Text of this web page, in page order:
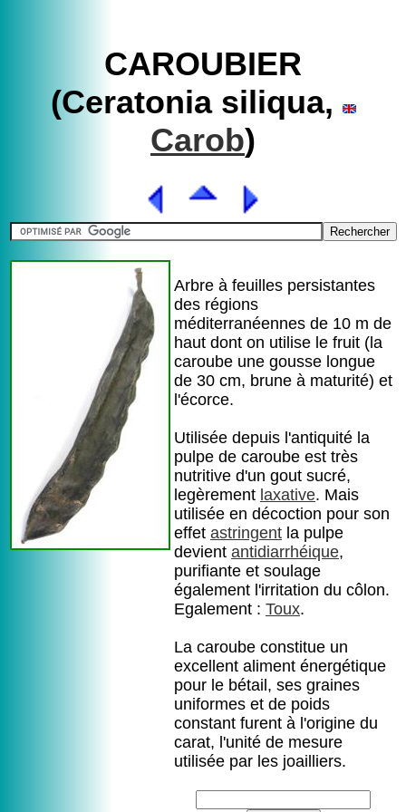
CAROUBIER
(Ceratonia siliqua,
Carob)
Arbre à feuilles persistantes
des régions
méditerranéennes de 10 m de
haut dont on utilise le fruit (la
caroube une gousse longue
de 30 cm, brune à maturité) et
l'écorce.
Utilisée depuis l'antiquité la
pulpe de caroube est très
nutritive d'un gout sucré,
legèrement laxative. Mais
utilisée en décoction pour son
effet astringent la pulpe
devient antidiarrhéique,
purifiante et soulage
également l'irritation du côlon.
Egalement : Toux.
La caroube constitue un
excellent aliment énergétique
pour le bétail, ses graines
uniformes et de poids
constant furent à l'origine du
carat, l'unité de mesure
utilisée par les joailliers.